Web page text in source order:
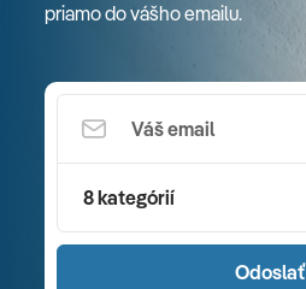
priamo do vášho emailu.
8 kategórií
Odoslať